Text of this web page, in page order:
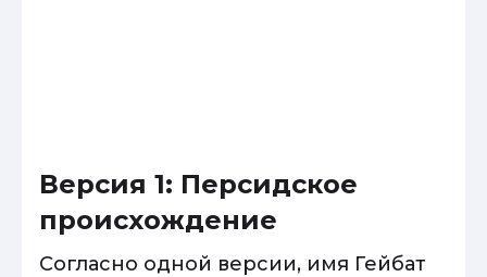
Версия 1: Персидское
происхождение
Согласно одной версии, имя Гейбат